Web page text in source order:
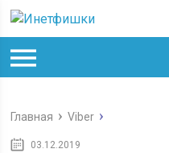
Главная Viber
03.12.2019